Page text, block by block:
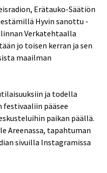
Erätauko-Säätiön
Hyvin sanottu -
Verkatehtaalla
jo toisen kerran ja sen
maailman
ja todella
festivaaliin pääsee
paikan päällä.
Areenassa, tapahtuman
sivuilla Instagramissa